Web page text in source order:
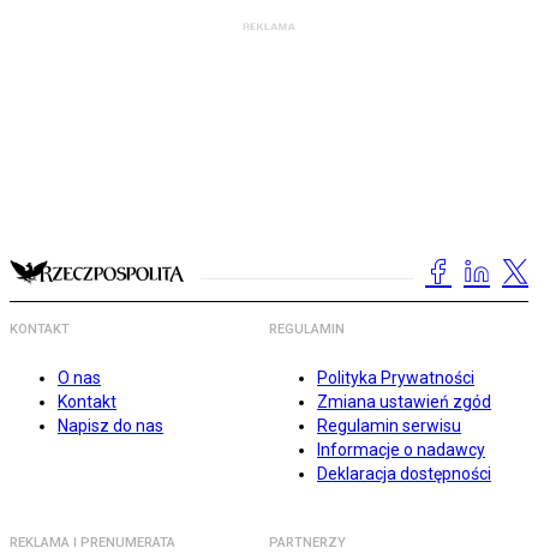
KONTAKT
O nas
Kontakt
Napisz do nas
REGULAMIN
Polityka Prywatności
Zmiana ustawień zgód
Regulamin serwisu
Informacje o nadawcy
Deklaracja dostępności
REKLAMA I PRENUMERATA PARTNERZY